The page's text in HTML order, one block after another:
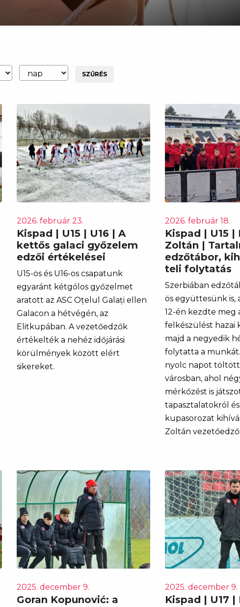
SZŰRÉS
2026. február 23.
Kispad | U15 | U16 | A
kettős galaci győzelem
edzői értékelései
U15-ös és U16-os csapatunk
egyaránt kétgólos győzelmet
aratott az ASC Oțelul Galați ellen
Galacon a hétvégén, az
Elitkupában. A vezetőedzők
értékelték a nehéz időjárási
körülmények között elért
sikereket.
2026. február 18.
Kispad | U15 |
Zoltán |
edzőtábor,
teli folytatás
Szerbiában
ös együttesünk is,
12-én kezdte meg
felkészülést hazai
majd a negyedik
folytatta a
nyolc napot töltött
városban, ahol
mérkőzést is
tapasztalatokról
kupasorozat
Zoltán
2025. december 9.
Goran Kopunović: a
2025. december 9.
Kispad | U17 |